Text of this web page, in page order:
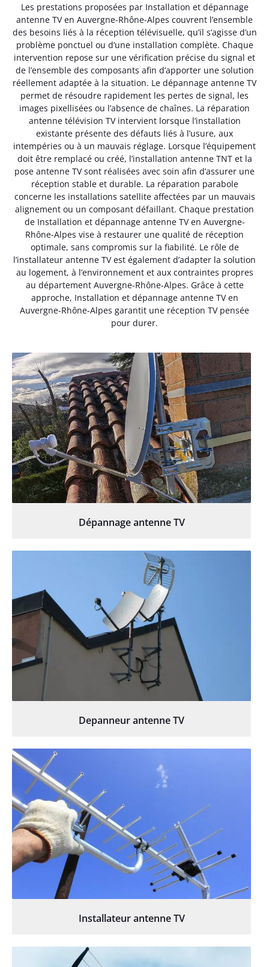
Les prestations proposées par Installation et dépannage
antenne TV en Auvergne-Rhône-Alpes couvrent l’ensemble
des besoins liés à la réception télévisuelle, qu’il s’agisse d’un
problème ponctuel ou d’une installation complète. Chaque
intervention repose sur une vérification précise du signal et
de l’ensemble des composants afin d’apporter une solution
réellement adaptée à la situation. Le dépannage antenne TV
permet de résoudre rapidement les pertes de signal, les
images pixellisées ou l’absence de chaînes. La réparation
antenne télévision TV intervient lorsque l’installation
existante présente des défauts liés à l’usure, aux
intempéries ou à un mauvais réglage. Lorsque l’équipement
doit être remplacé ou créé, l’installation antenne TNT et la
pose antenne TV sont réalisées avec soin afin d’assurer une
réception stable et durable. La réparation parabole
concerne les installations satellite affectées par un mauvais
alignement ou un composant défaillant. Chaque prestation
de Installation et dépannage antenne TV en Auvergne-
Rhône-Alpes vise à restaurer une qualité de réception
optimale, sans compromis sur la fiabilité. Le rôle de
l’installateur antenne TV est également d’adapter la solution
au logement, à l’environnement et aux contraintes propres
au département Auvergne-Rhône-Alpes. Grâce à cette
approche, Installation et dépannage antenne TV en
Auvergne-Rhône-Alpes garantit une réception TV pensée
pour durer.
Dépannage antenne TV
Depanneur antenne TV
Installateur antenne TV